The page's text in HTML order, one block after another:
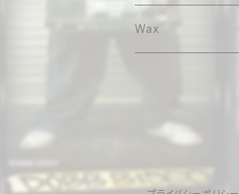
Hoodie
Pants
Cap&Beenie
Wax